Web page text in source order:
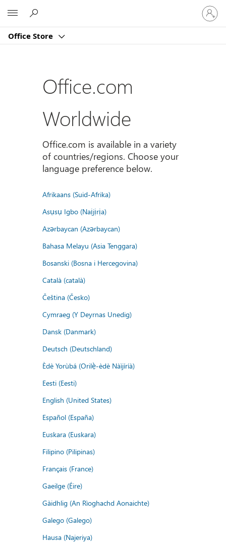
Office Store
Sign
in
to
account
Office.com
Worldwide
Office.com is available in a variety
of countries/regions. Choose your
language preference below.
Afrikaans (Suid-Afrika)
Asụsụ Igbo (Naịjịrịa)
Azərbaycan (Azərbaycan)
Bahasa Melayu (Asia Tenggara)
Bosanski (Bosna i Hercegovina)
Català (català)
Čeština (Česko)
Cymraeg (Y Deyrnas Unedig)
Dansk (Danmark)
Deutsch (Deutschland)
Èdè Yorùbá (Orilẹ̀-èdè Nàìjíríà)
Eesti (Eesti)
English (United States)
Español (España)
Euskara (Euskara)
Filipino (Pilipinas)
Français (France)
Gaeilge (Éire)
Gàidhlig (An Rìoghachd Aonaichte)
Galego (Galego)
Hausa (Najeriya)